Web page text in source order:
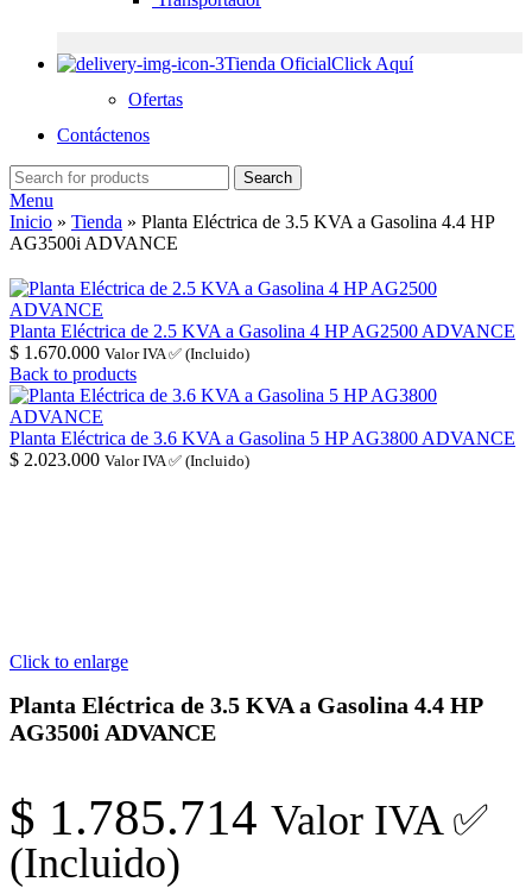
Tienda OficialClick Aquí
Ofertas
Contáctenos
Search
Menu
Inicio » Tienda » Planta Eléctrica de 3.5 KVA a Gasolina 4.4 HP
AG3500i ADVANCE
Planta Eléctrica de 2.5 KVA a Gasolina 4 HP AG2500 ADVANCE
$ 1.670.000 Valor IVA ✅ (Incluido)
Back to products
Planta Eléctrica de 3.6 KVA a Gasolina 5 HP AG3800 ADVANCE
$ 2.023.000 Valor IVA ✅ (Incluido)
Click to enlarge
Planta Eléctrica de 3.5 KVA a Gasolina 4.4 HP
AG3500i ADVANCE
$ 1.785.714 Valor IVA ✅
(Incluido)